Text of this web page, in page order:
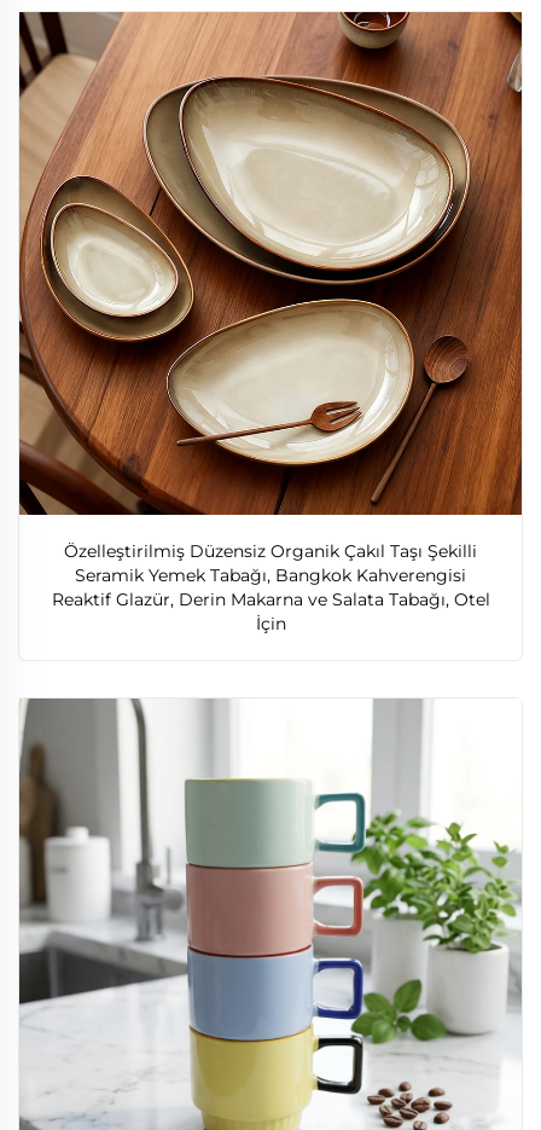
Özelleştirilmiş Düzensiz Organik Çakıl Taşı Şekilli
Seramik Yemek Tabağı, Bangkok Kahverengisi
Reaktif Glazür, Derin Makarna ve Salata Tabağı, Otel
İçin